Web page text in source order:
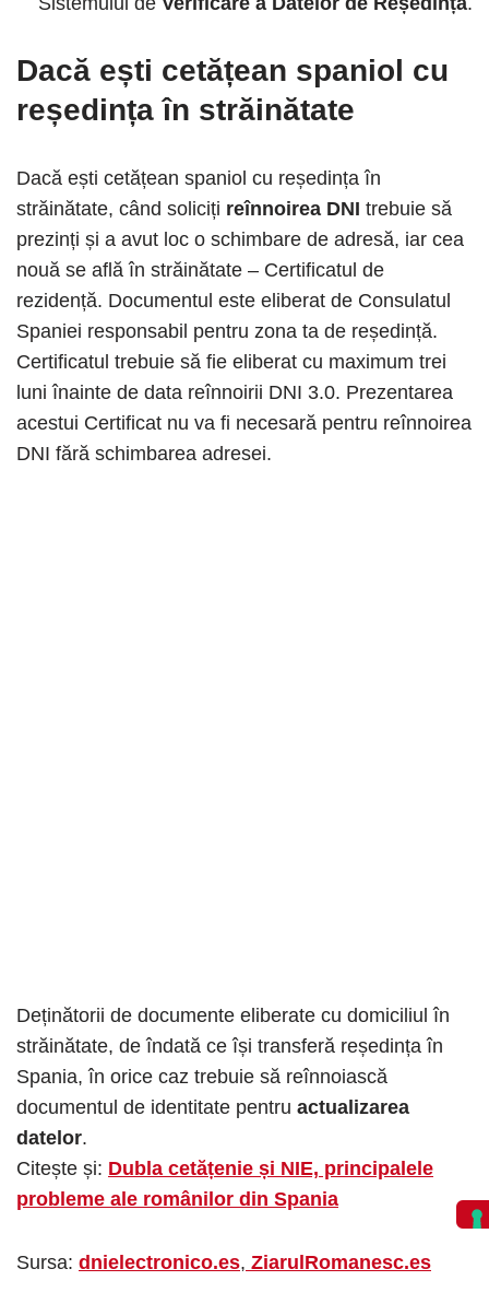
Dacă ești cetățean spaniol cu
reședința în străinătate
Dacă ești cetățean spaniol cu reședința în
străinătate, când soliciți reînnoirea DNI trebuie să
prezinți și a avut loc o schimbare de adresă, iar cea
nouă se află în străinătate – Certificatul de
rezidență. Documentul este eliberat de Consulatul
Spaniei responsabil pentru zona ta de reședință.
Certificatul trebuie să fie eliberat cu maximum trei
luni înainte de data reînnoirii DNI 3.0. Prezentarea
acestui Certificat nu va fi necesară pentru reînnoirea
DNI fără schimbarea adresei.
Deținătorii de documente eliberate cu domiciliul în
străinătate, de îndată ce își transferă reședința în
Spania, în orice caz trebuie să reînnoiască
documentul de identitate pentru actualizarea
datelor.
Citește și: Dubla cetățenie și NIE, principalele
probleme ale românilor din Spania
Sursa: dnielectronico.es, ZiarulRomanesc.es